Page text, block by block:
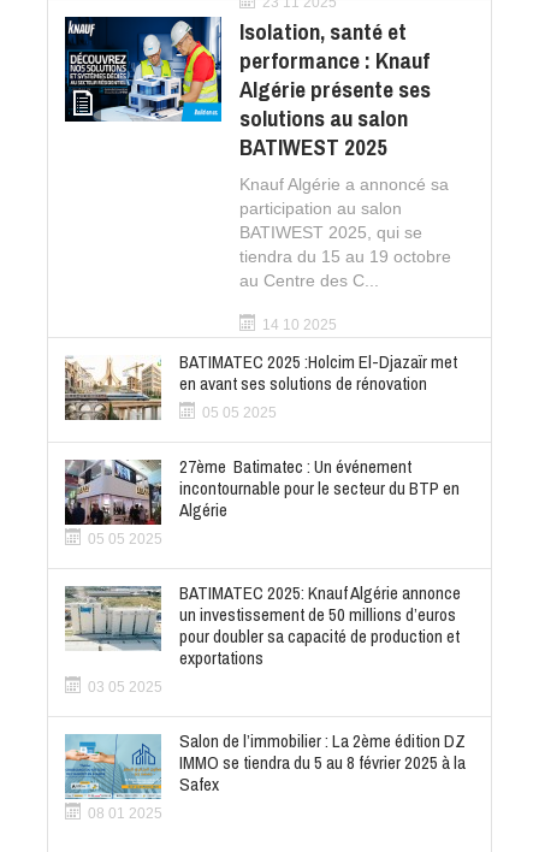
Isolation, santé et
performance : Knauf
Algérie présente ses
solutions au salon
BATIWEST 2025
Knauf Algérie a annoncé sa
participation au salon
BATIWEST 2025, qui se
tiendra du 15 au 19 octobre
au Centre des C...
14 10 2025
BATIMATEC 2025 :Holcim El-Djazaïr met
en avant ses solutions de rénovation
05 05 2025
27ème Batimatec : Un événement
incontournable pour le secteur du BTP en
Algérie
05 05 2025
BATIMATEC 2025: Knauf Algérie annonce
un investissement de 50 millions d’euros
pour doubler sa capacité de production et
exportations
03 05 2025
Salon de l’immobilier : La 2ème édition DZ
IMMO se tiendra du 5 au 8 février 2025 à la
Safex
08 01 2025